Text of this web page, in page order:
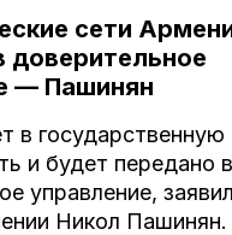
сети
доверительное
— Пашинян
в государственную
и будет передано в
управление,
Никол Пашинян.